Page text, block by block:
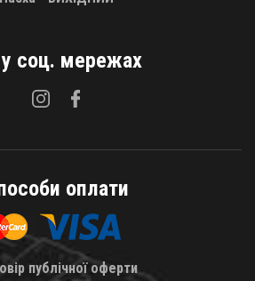
соц. мережах
оплати
публічної оферти